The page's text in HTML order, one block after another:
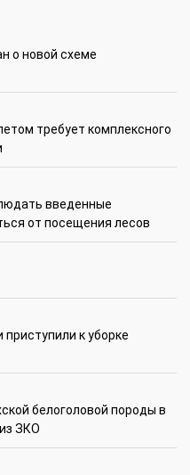
о новой схеме
требует комплексного
введенные
от посещения лесов
приступили к уборке
белоголовой породы в
ЗКО